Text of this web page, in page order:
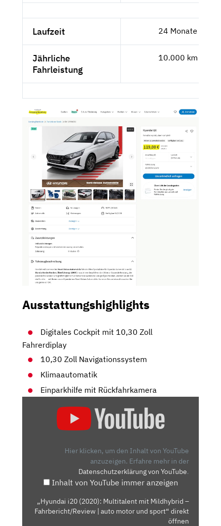
Laufzeit 24 Monate
Jährliche
Fahrleistung
10.000 km
Ausstattungshighlights
Digitales Cockpit mit 10,30 Zoll
Fahrerdiplay
10,30 Zoll Navigationssystem
Klimaautomatik
Einparkhilfe mit Rückfahrkamera
FAHRBERICHT/REVIEW
AUTO
Hier klicken, um den Inhalt von YouTube
anzuzeigen. Erfahre mehr in der
Datenschutzerklärung von YouTube.
Inhalt von YouTube immer anzeigen
„Hyundai i20 (2020): Multitalent mit Mildhybrid –
Fahrbericht/Review | auto motor und sport“ direkt
öffnen